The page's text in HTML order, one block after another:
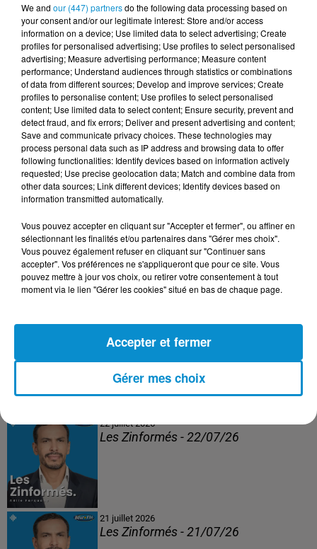
AVS
DERNIERS PODCASTS
24 juillet 2026
Les Zinformés - 24/07/26
Les Zinformés - 23/07/26
22 juillet 2026
Les Zinformés - 22/07/26
21 juillet 2026
Les Zinformés - 21/07/26
We and our (447) partnersdo the following data processing based on
your consent and/or our legitimate interest: Store and/or access
information on a device; Use limited data to select advertising; Create
profiles for personalised advertising; Use profiles to select personalised
advertising; Measure advertising performance; Measure content
performance; Understand audiences through statistics or combinations
of data from different sources; Develop and improve services; Create
profiles to personalise content; Use profiles to select personalised
content; Use limited data to select content; Ensure security, prevent and
detect fraud, and fix errors; Deliver and present advertising and content;
Save and communicate privacy choices. These technologies may
process personal data such as IP address and browsing data to offer
following functionalities: Identify devices based on information actively
requested; Use precise geolocation data; Match and combine data from
other data sources; Link different devices; Identify devices based on
information transmitted automatically.
Vous pouvez accepter en cliquant sur "Accepter et fermer", ou affiner en
sélectionnant les finalités et/ou partenaires dans "Gérer mes choix".
Vous pouvez également refuser en cliquant sur "Continuer sans
accepter". Vos préférences ne s'appliqueront que pour ce site. Vous
pouvez mettre à jour vos choix, ou retirer votre consentement à tout
moment via le lien "Gérer les cookies" situé en bas de chaque page.
Gérer mes choix
Accepter et fermer